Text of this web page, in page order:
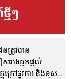
មីៗ
ត្រូវបាន
វាងអ្នកផ្តល់
ថុក្រៅផ្លូវការ និងខុស